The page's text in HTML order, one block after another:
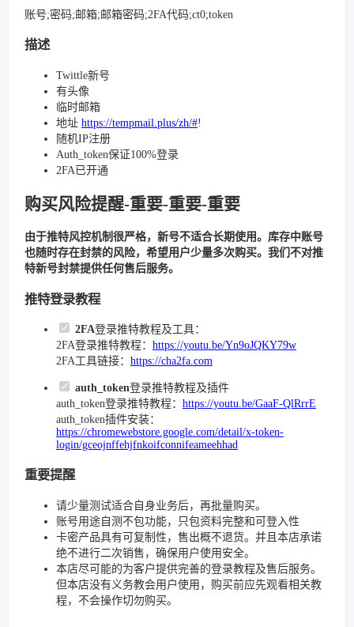
账号;密码;邮箱;邮箱密码;2FA代码;ct0;token
描述
Twittle新号
有头像
临时邮箱
地址 https://tempmail.plus/zh/#!
随机IP注册
Auth_token保证100%登录
2FA已开通
购买风险提醒-重要-重要-重要
由于推特风控机制很严格，新号不适合长期使用。库存中账号
也随时存在封禁的风险，希望用户少量多次购买。我们不对推
特新号封禁提供任何售后服务。
推特登录教程
2FA登录推特教程及工具：
2FA登录推特教程： https://youtu.be/Yn9oJQKY79w
2FA工具链接： https://cha2fa.com
auth_token登录推特教程及插件
auth_token登录推特教程： https://youtu.be/GaaF-QlRrrE
auth_token插件安装：
https://chromewebstore.google.com/detail/x-token-
login/gceojnffehjfnkoifconnifeameehhad
重要提醒
请少量测试适合自身业务后，再批量购买。
账号用途自测不包功能，只包资料完整和可登入性
卡密产品具有可复制性，售出概不退货。并且本店承诺
绝不进行二次销售，确保用户使用安全。
本店尽可能的为客户提供完善的登录教程及售后服务。
但本店没有义务教会用户使用，购买前应先观看相关教
程，不会操作切勿购买。